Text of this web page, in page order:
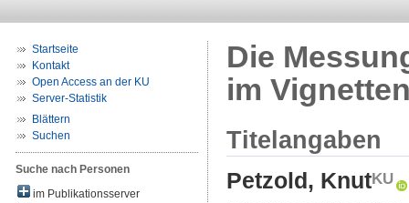
Startseite
Kontakt
Open Access an der KU
Server-Statistik
Blättern
Suchen
Suche nach Personen
im Publikationsserver
Die
im
Titelangaben
Petzold, Knut